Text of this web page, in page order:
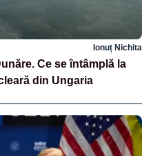
Ionuț Nichita
Ce se întâmplă la
din Ungaria